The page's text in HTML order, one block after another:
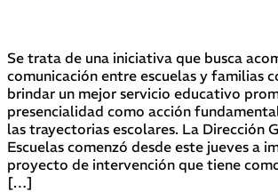
Se trata de una iniciativa que busca
comunicación entre escuelas y familias
brindar un mejor servicio educativo
presencialidad como acción
las trayectorias escolares. La Dirección
Escuelas comenzó desde este jueves a
proyecto de intervención que tiene
[…]